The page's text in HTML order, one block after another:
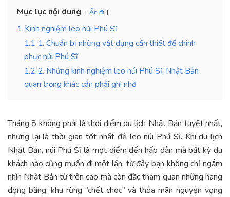
Mục lục nội dung Ẩn đi
1 Kinh nghiệm leo núi Phú Sĩ
1.1 1. Chuẩn bị những vật dụng cần thiết để chinh
phục núi Phú Sĩ
1.2 2. Những kinh nghiệm leo núi Phú Sĩ, Nhật Bản
quan trọng khác cần phải ghi nhớ
Tháng 8 không phải là thời điểm du lịch Nhật Bản tuyệt nhất,
nhưng lại là thời gian tốt nhất để leo núi Phú Sĩ. Khi du lịch
Nhật Bản, núi Phú Sĩ là một điểm đến hấp dẫn mà bất kỳ du
khách nào cũng muốn đi một lần, từ đây bạn không chỉ ngắm
nhìn Nhật Bản từ trên cao mà còn đặc tham quan những hang
động băng, khu rừng “chết chóc” và thỏa mãn nguyện vọng